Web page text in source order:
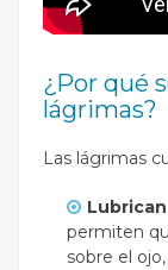
¿Por qué
lágrimas?
Las lágrimas
permiten
sobre el